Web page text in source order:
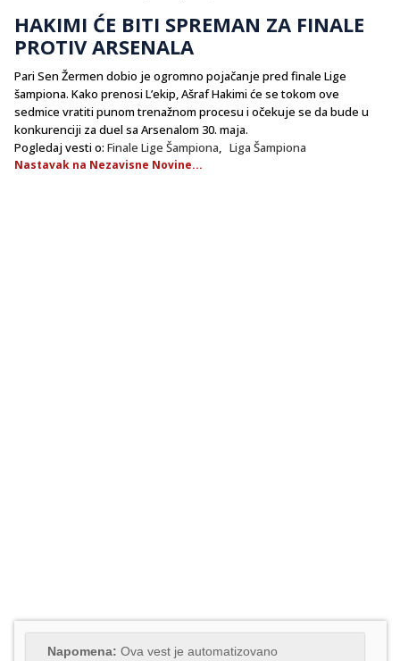
HAKIMI ĆE BITI SPREMAN ZA FINALE
PROTIV ARSENALA
Pari Sen Žermen dobio je ogromno pojačanje pred finale Lige
šampiona. Kako prenosi L’ekip, Ašraf Hakimi će se tokom ove
sedmice vratiti punom trenažnom procesu i očekuje se da bude u
konkurenciji za duel sa Arsenalom 30. maja.
Pogledaj vesti o: Finale Lige Šampiona, Liga Šampiona
Nastavak na Nezavisne Novine...
Napomena: Ova vest je automatizovano